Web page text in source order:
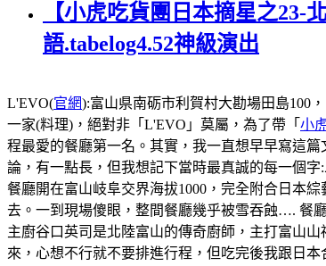
【小虎吃貨團日本摘星之
語.tabelog4.52神級演出
L'EVO(官網):富山県南砺市利賀村大勘場田島100
一家(料理)，絕對非「L'EVO」莫屬，為了帶「 小
程最愛的餐廳第一名。其實，我一直想早早寫這
論，有一點長，但我想記下當時最真誠的每一個字
餐廳開在富山岐阜交界海拔1000，完全附合日本
去。一到現場傻眼，整間餐廳幾乎被雪吞蝕…. 餐
主廚谷口英司是北陸富山的傳奇廚師，主打富山
來，心想不行就不要排進行程，但吃完後我跟日